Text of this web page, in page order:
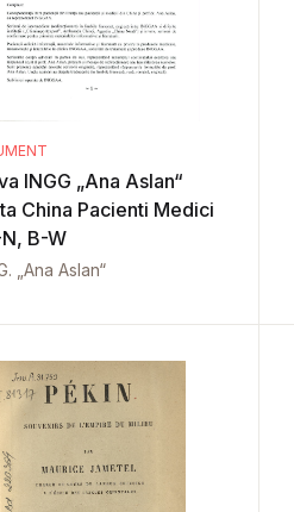
„Ana Aslan“
China Pacienti Medici
B-W
„Ana Aslan“